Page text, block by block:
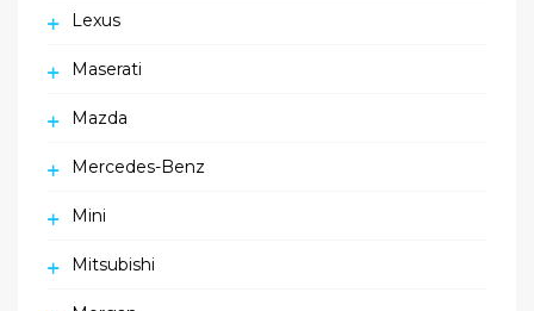
Lexus
Maserati
Mazda
Mercedes-Benz
Mini
Mitsubishi